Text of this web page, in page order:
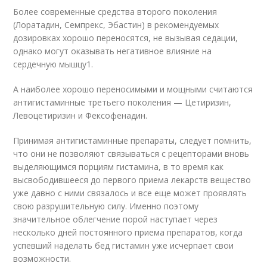
Более современные средства второго поколения
(Лоратадин, Семпрекс, Эбастин) в рекомендуемых
дозировках хорошо переносятся, не вызывая седации,
однако могут оказывать негативное влияние на
сердечную мышцу1 .
А наиболее хорошо переносимыми и мощными считаются
антигистаминные третьего поколения — Цетиризин,
Левоцетиризин и Фексофенадин.
Принимая антигистаминные препараты, следует помнить,
что они не позволяют связываться с рецепторами вновь
выделяющимся порциям гистамина, в то время как
высвободившееся до первого приема лекарств вещество
уже давно с ними связалось и все еще может проявлять
свою разрушительную силу. Именно поэтому
значительное облегчение порой наступает через
несколько дней постоянного приема препаратов, когда
успевший наделать бед гистамин уже исчерпает свои
возможности.